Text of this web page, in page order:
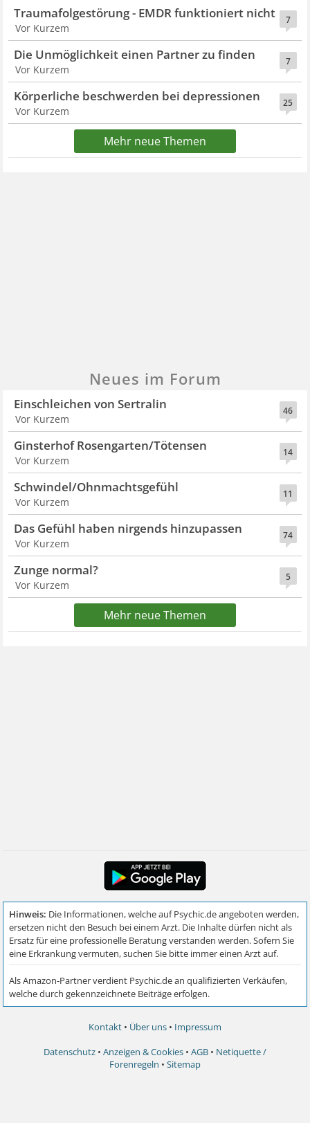
7
Traumafolgestörung - EMDR funktioniert nicht
Vor Kurzem
7
Die Unmöglichkeit einen Partner zu finden
Vor Kurzem
25
Körperliche beschwerden bei depressionen
Vor Kurzem
Mehr neue Themen
Neues im Forum
46
Einschleichen von Sertralin
Vor Kurzem
14
Ginsterhof Rosengarten/Tötensen
Vor Kurzem
11
Schwindel/Ohnmachtsgefühl
Vor Kurzem
74
Das Gefühl haben nirgends hinzupassen
Vor Kurzem
5
Zunge normal?
Vor Kurzem
Mehr neue Themen
Kontakt • Über uns • Impressum
Datenschutz • Anzeigen & Cookies • AGB • Netiquette /
Forenregeln • Sitemap